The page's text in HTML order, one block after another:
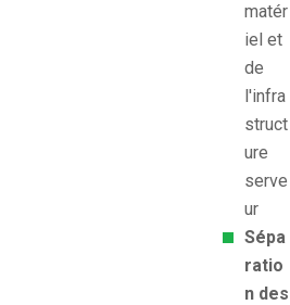
matér
iel et
de
l'infra
struct
ure
serve
ur
Sépa
ratio
n des